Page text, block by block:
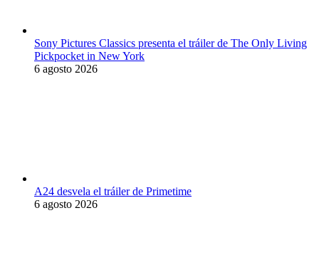
Sony Pictures Classics presenta el tráiler de The Only Living
Pickpocket in New York
6 agosto 2026
A24 desvela el tráiler de Primetime
6 agosto 2026